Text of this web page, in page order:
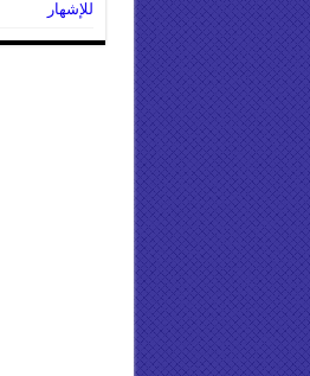
للإشهار